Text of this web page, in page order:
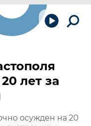
лет за
осужден на 20